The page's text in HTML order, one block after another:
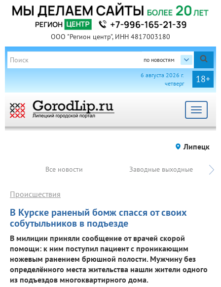
ООО "Регион центр", ИНН 4817003180
по новостям
18+
6 августа 2026 г.
четверг
Toggle
Липецк
Все новости Заводные выходные
В Курске раненый бомж спасся от своих
собутыльников в подъезде
Происшествия
В милиции приняли сообщение от врачей скорой
помощи: к ним поступил пациент с проникающим
ножевым ранением брюшной полости. Мужчину без
определённого места жительства нашли жители одного
из подъездов многоквартирного дома.